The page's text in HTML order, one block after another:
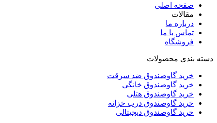
صفحه اصلی
مقالات
درباره ما
تماس با ما
فروشگاه
دسته بندی محصولات
خرید گاوصندوق ضد سرقت
خرید گاوصندوق خانگی
خرید گاوصندوق هتلی
خرید گاوصندوق درب خزانه
خرید گاوصندوق دیجیتالی